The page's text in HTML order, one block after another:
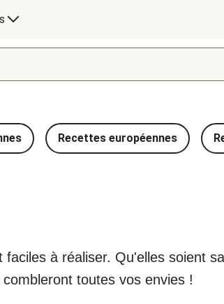
Recettes européennes
à réaliser. Qu'elles soient
toutes vos envies !